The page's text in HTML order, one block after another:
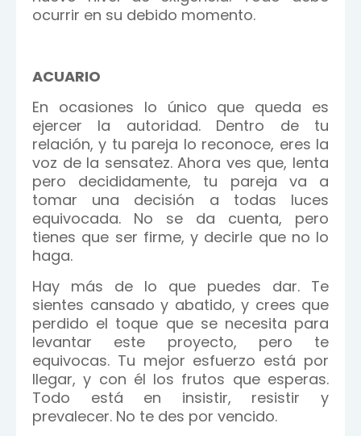
ocurrir en su debido momento.
ACUARIO
En ocasiones lo único que queda es
ejercer la autoridad. Dentro de tu
relación, y tu pareja lo reconoce, eres la
voz de la sensatez. Ahora ves que, lenta
pero decididamente, tu pareja va a
tomar una decisión a todas luces
equivocada. No se da cuenta, pero
tienes que ser firme, y decirle que no lo
haga.
Hay más de lo que puedes dar. Te
sientes cansado y abatido, y crees que
perdido el toque que se necesita para
levantar este proyecto, pero te
equivocas. Tu mejor esfuerzo está por
llegar, y con él los frutos que esperas.
Todo está en insistir, resistir y
prevalecer. No te des por vencido.